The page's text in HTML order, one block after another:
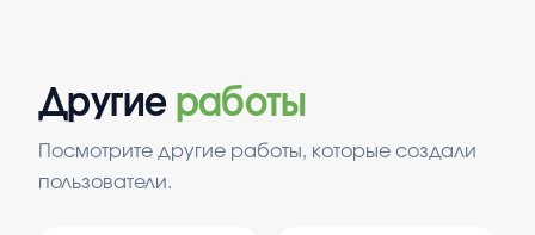
Другие работы
Посмотрите другие работы, которые создали
пользователи.